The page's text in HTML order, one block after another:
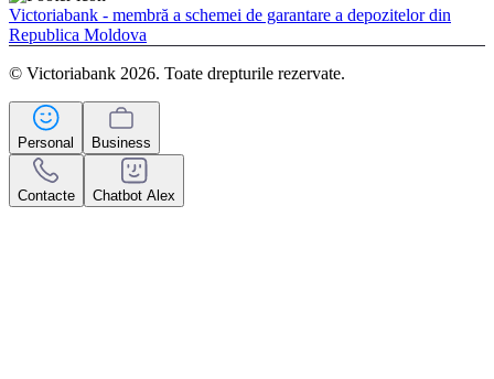
Victoriabank - membră a schemei de garantare a depozitelor din
Republica Moldova
© Victoriabank 2026. Toate drepturile rezervate.
Personal Business
Contacte Chatbot Alex